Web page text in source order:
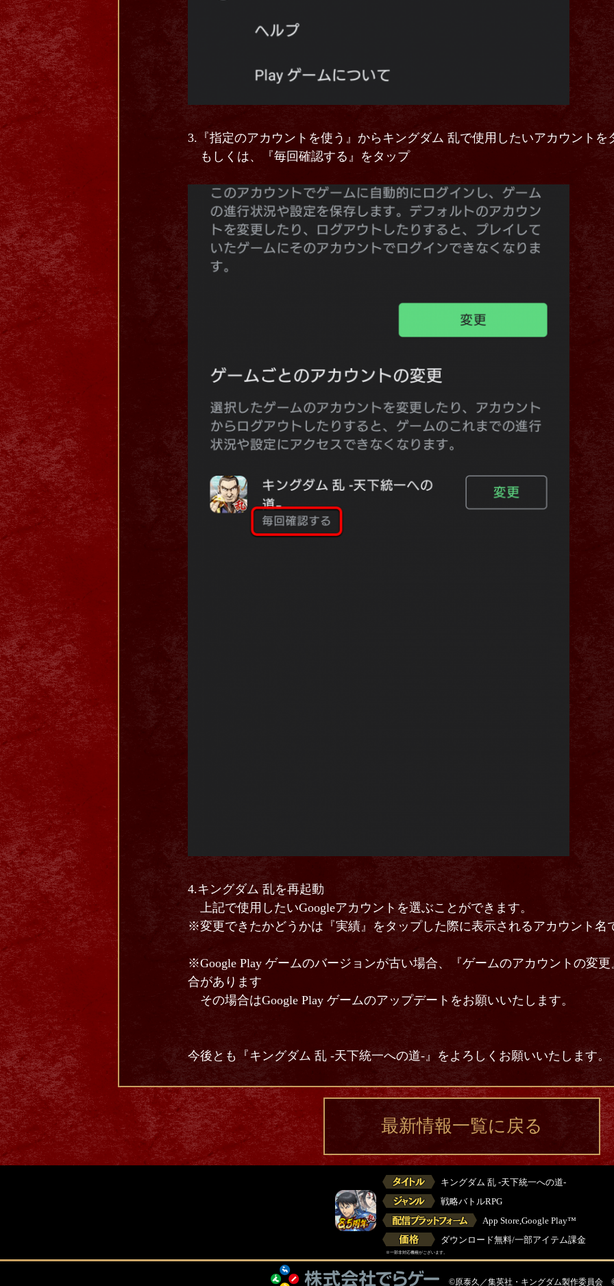
3.『指定のアカウントを使う』からキングダム 乱で使用したいアカウントを
もしくは、『毎回確認する』をタップ
4.キングダム 乱を再起動
上記で使用したいGoogleアカウントを選ぶことができます。
※変更できたかどうかは『実績』をタップした際に表示されるアカウント名
※Google Play ゲームのバージョンが古い場合、『ゲームのアカウントの変
合があります
その場合はGoogle Play ゲームのアップデートをお願いいたします。
今後とも『キングダム 乱 -天下統一への道-』をよろしくお願いいたします。
最新情報一覧に戻る
キングダム 乱 -天下統一への道-
戦略バトルRPG
App Store,Google Play™
ダウンロード無料/一部アイテム課金
※一部非対応機種がございます。
©原泰久／集英社・キングダム製作委員会